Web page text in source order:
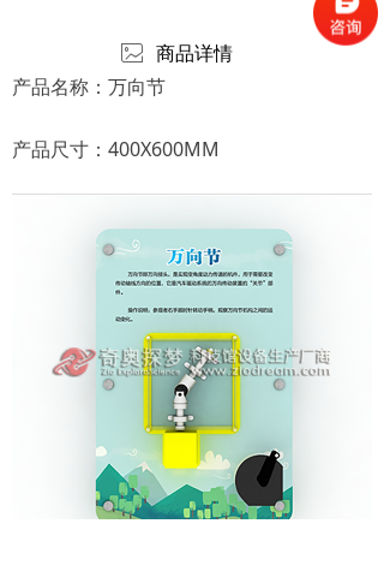
商品详情
产品名称：万向节
产品尺寸：400X600MM
ꂈ